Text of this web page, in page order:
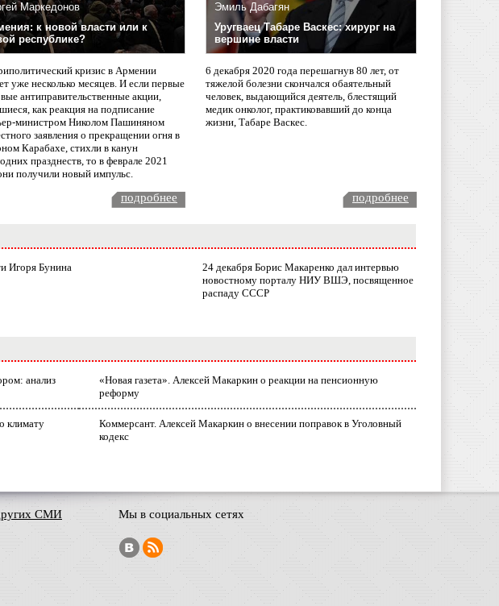
Маркедонов
к новой власти или к
республике?
кризис в Армении
уже несколько месяцев. И если первые
антиправительственные акции,
как реакция на подписание
министром Николом Пашиняном
заявления о прекращении огня в
Карабахе, стихли в канун
празднеств, то в феврале 2021
получили новый импульс.
Эмиль Дабагян
Уругваец Табаре Васкес: хирург на
вершине власти
6 декабря 2020 года перешагнув 80 лет, от
тяжелой болезни скончался обаятельный
человек, выдающийся деятель, блестящий
медик онколог, практиковавший до конца
жизни, Табаре Васкес.
подробнее подробнее
Игоря Бунина
24 декабря Борис Макаренко дал интервью
новостному порталу НИУ ВШЭ, посвященное
распаду СССР
анализ
«Новая газета». Алексей Макаркин о реакции на пенсионную
реформу
климату
Коммерсант. Алексей Макаркин о внесении поправок в Уголовный
кодекс
СМИ Мы в социальных сетях